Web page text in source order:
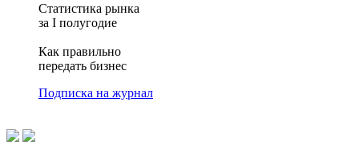
Статистика рынка
за I полугодие
Как правильно
передать бизнес
Подписка на журнал